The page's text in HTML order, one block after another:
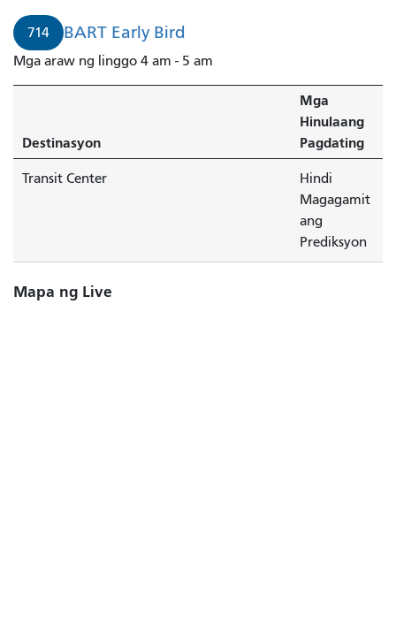
714 BART Early Bird
Mga araw ng linggo 4 am - 5 am
Destinasyon
Mga
Hinulaang
Pagdating
Transit Center
Hindi
Magagamit
ang
Prediksyon
Mapa ng Live